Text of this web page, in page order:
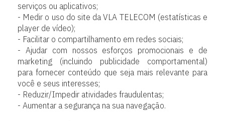
serviços ou aplicativos;
- Medir o uso do site da VLA TELECOM (estatísticas e
player de vídeo);
- Facilitar o compartilhamento em redes sociais;
- Ajudar com nossos esforços promocionais e de
marketing (incluindo publicidade comportamental)
para fornecer conteúdo que seja mais relevante para
você e seus interesses;
- Reduzir/Impedir atividades fraudulentas;
- Aumentar a segurança na sua navegação.